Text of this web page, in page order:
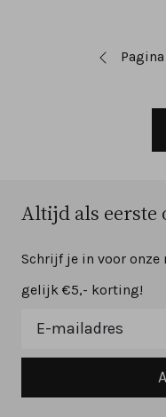
Pagina
Altijd als eerste
Schrijf je in voor onze
gelijk €5,- korting!